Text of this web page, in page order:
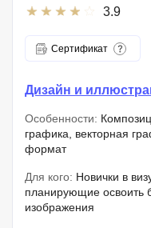
3.9
Сертификат
Дизайн и
Особенности:
графика, векторная
формат
Для кого: Новички в
планирующие освоить
изображения